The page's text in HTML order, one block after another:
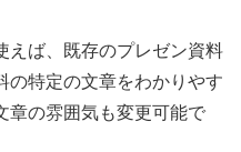
えば、既存のプレゼン資料
の特定の文章をわかりやす
章の雰囲気も変更可能で